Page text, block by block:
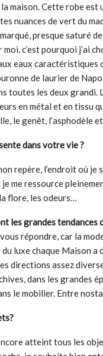
maison. Cette robe
nuances de vert du
presque saturé
c’est pourquoi j’ai
eaux caractéristiques
de laurier de
toutes les deux
en métal et en tissu
le genêt, l’asphodèle
dans votre vie ?
repère, l’endroit où
je me ressource
flore, les odeurs…
les grandes tendances
répondre, car la
luxe chaque Maison
directions assez
dans les grandes
le mobilier. Entre
atteint tous les